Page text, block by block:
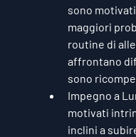
sono
maggiori
routine di
affrontano
sono
Impegno a
motivati
inclini a